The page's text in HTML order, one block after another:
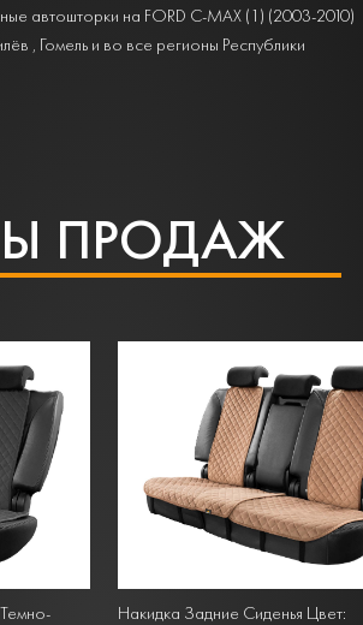
автошторки на FORD C-MAX (1) (2003-2010)
, Гомель и во все регионы Республики
ПРОДАЖ
Накидка Задние Сиденья Цвет: